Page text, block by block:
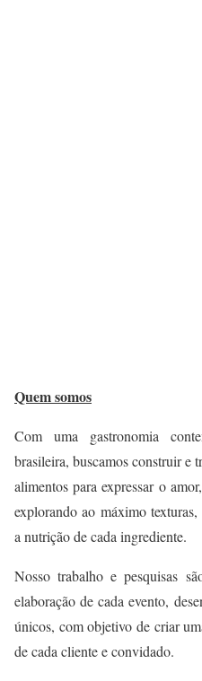
Quem somos
Com uma gastronomia
brasileira, buscamos construir e
alimentos para expressar o
explorando ao máximo
a nutrição de cada ingrediente.
Nosso trabalho e pesquisas
elaboração de cada evento,
únicos, com objetivo de criar
de cada cliente e convidado.